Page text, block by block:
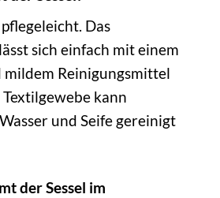
Das
sich einfach mit einem
mildem Reinigungsmittel
kann
und Seife gereinigt
der Sessel im